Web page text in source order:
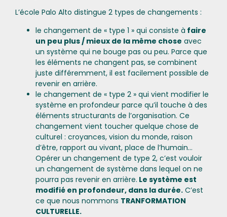
L’école Palo Alto distingue 2 types de changements :
le changement de « type 1 » qui consiste à faire
un peu plus / mieux de la même chose avec
un système qui ne bouge pas ou peu. Parce que
les éléments ne changent pas, se combinent
juste différemment, il est facilement possible de
revenir en arrière.
le changement de « type 2 » qui vient modifier le
système en profondeur parce qu’il touche à des
éléments structurants de l’organisation. Ce
changement vient toucher quelque chose de
culturel : croyances, vision du monde, raison
d’être, rapport au vivant, place de l’humain…
Opérer un changement de type 2, c’est vouloir
un changement de système dans lequel on ne
pourra pas revenir en arrière. Le système est
modifié en profondeur, dans la durée. C’est
ce que nous nommons TRANFORMATION
CULTURELLE.